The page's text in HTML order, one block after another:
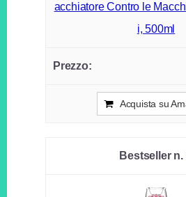
acchiatore Contro le
i, 500ml
Acquista su